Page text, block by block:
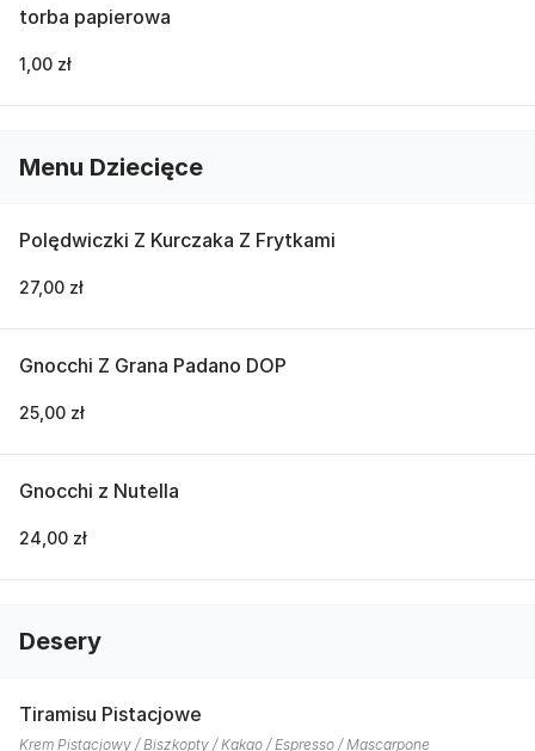
torba papierowa
1,00 zł
Menu Dziecięce
Polędwiczki Z Kurczaka Z Frytkami
27,00 zł
Gnocchi Z Grana Padano DOP
25,00 zł
Gnocchi z Nutella
24,00 zł
Desery
Tiramisu Pistacjowe
Krem Pistacjowy / Biszkopty / Kakao / Espresso / Mascarpone